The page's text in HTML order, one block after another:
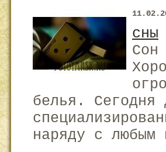
сны
Сон
белья. Сегодня
наряду с